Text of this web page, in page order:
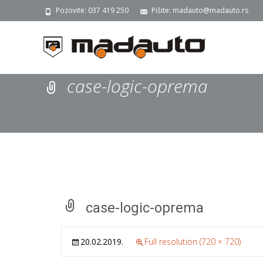
Pozovite: 037 419 250 Pišite: madauto@madauto.rs
case-logic-oprema
case-logic-oprema
20.02.2019. Full resolution (720 × 720)